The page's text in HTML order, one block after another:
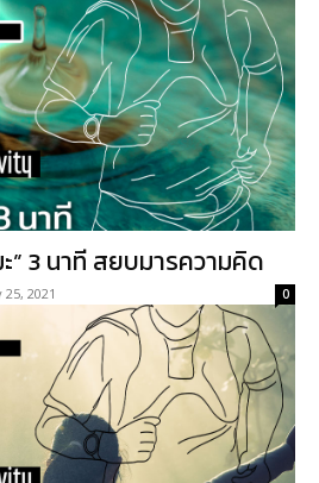
” 3 นาที สยบมารความคิด
2021 0